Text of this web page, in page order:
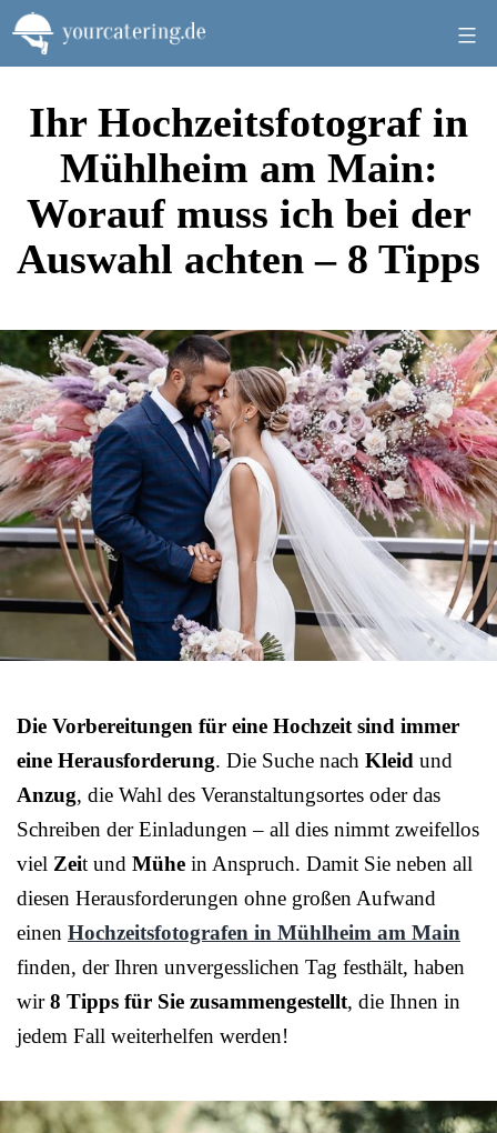
Zum
Inhalt
springen
Ihr Hochzeitsfotograf in
Mühlheim am Main:
Worauf muss ich bei der
Auswahl achten – 8 Tipps
Die Vorbereitungen für eine Hochzeit sind immer
eine Herausforderung. Die Suche nach Kleid und
Anzug, die Wahl des Veranstaltungsortes oder das
Schreiben der Einladungen – all dies nimmt zweifellos
viel Zeit und Mühe in Anspruch. Damit Sie neben all
diesen Herausforderungen ohne großen Aufwand
einen Hochzeitsfotografen in Mühlheim am Main
finden, der Ihren unvergesslichen Tag festhält, haben
wir8 Tipps für Sie zusammengestellt, die Ihnen in
jedem Fall weiterhelfen werden!